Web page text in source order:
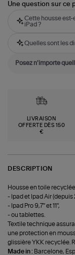
Une question sur ce
Cette housse
iPad ?
Quelles sont les
LIVRAISON
OFFERTE DÈS 150
€
DESCRIPTION
Housse en toile
- Ipad et Ipad Air (depuis
- Ipad Pro 9,7'' et 11'',
- ou tablettes.
Textile technique
une protection en
glissière YKK recyclée.
Made in : Barcelone,